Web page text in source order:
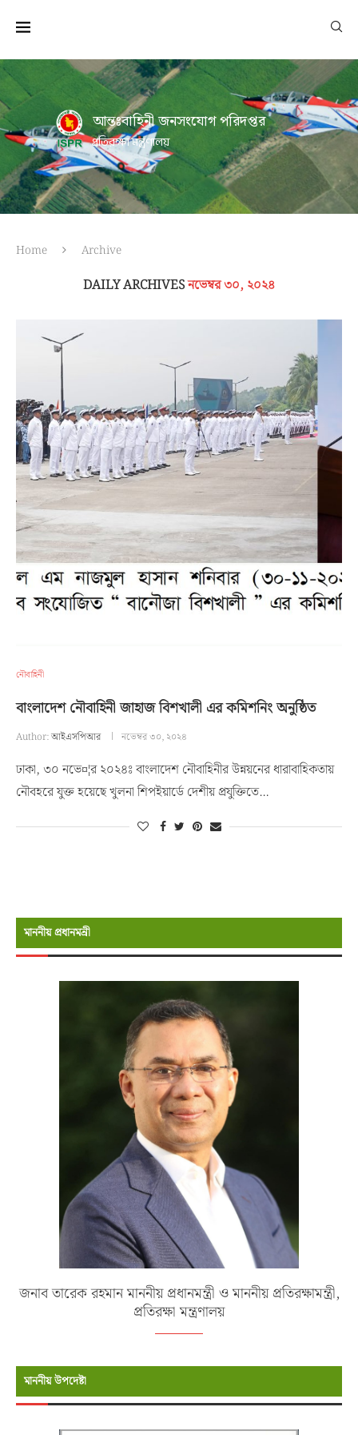
আন্তঃবাহিনী জনসংযোগ পরিদপ্তর
প্রতিরক্ষা মন্ত্রণালয়
Home Archive
DAILY ARCHIVESনভেম্বর ৩০, ২০২৪
নৌবাহিনী
বাংলাদেশ নৌবাহিনী জাহাজ বিশখালী এর কমিশনিং অনুষ্ঠিত
Author:আইএসপিআর নভেম্বর ৩০, ২০২৪
ঢাকা, ৩০ নভে¤¦র ২০২৪ঃ বাংলাদেশ নৌবাহিনীর উন্নয়নের ধারাবাহিকতায়
নৌবহরে যুক্ত হয়েছে খুলনা শিপইয়ার্ডে দেশীয় প্রযুক্তিতে…
মাননীয় প্রধানমন্রী
জনাব তারেক রহমান মাননীয় প্রধানমন্ত্রী ও মাননীয় প্রতিরক্ষামন্ত্রী,
প্রতিরক্ষা মন্ত্রণালয়
মাননীয় উপদেষ্টা